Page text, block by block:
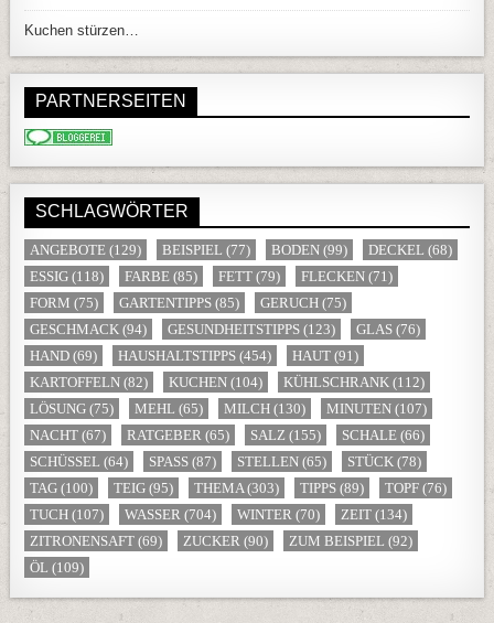
Kuchen stürzen…
PARTNERSEITEN
SCHLAGWÖRTER
ANGEBOTE (129) BEISPIEL (77) BODEN (99) DECKEL (68)
ESSIG (118) FARBE (85) FETT (79) FLECKEN (71)
FORM (75) GARTENTIPPS (85) GERUCH (75)
GESCHMACK (94) GESUNDHEITSTIPPS (123) GLAS (76)
HAND (69) HAUSHALTSTIPPS (454) HAUT (91)
KARTOFFELN (82) KUCHEN (104) KÜHLSCHRANK (112)
LÖSUNG (75) MEHL (65) MILCH (130) MINUTEN (107)
NACHT (67) RATGEBER (65) SALZ (155) SCHALE (66)
SCHÜSSEL (64) SPASS (87) STELLEN (65) STÜCK (78)
TAG (100) TEIG (95) THEMA(303) TIPPS (89) TOPF (76)
TUCH (107) WASSER (704) WINTER (70) ZEIT (134)
ZITRONENSAFT (69) ZUCKER (90) ZUM BEISPIEL (92)
ÖL (109)